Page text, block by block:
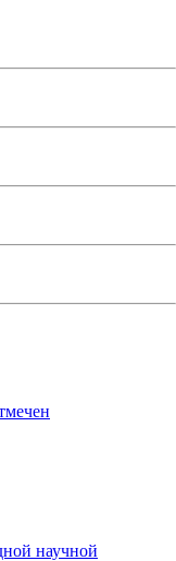
научной